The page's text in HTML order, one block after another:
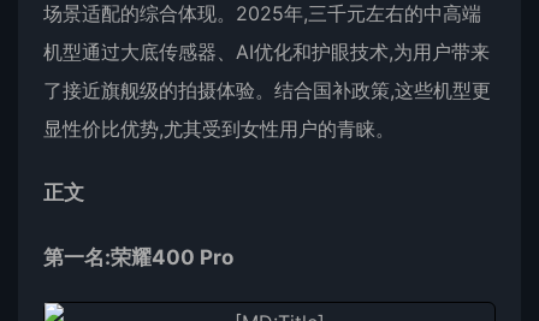
场景适配的综合体现。2025年,三千元左右的中高端
机型通过大底传感器、AI优化和护眼技术,为用户带来
了接近旗舰级的拍摄体验。结合国补政策,这些机型更
显性价比优势,尤其受到女性用户的青睐。
正文
第一名:荣耀400 Pro